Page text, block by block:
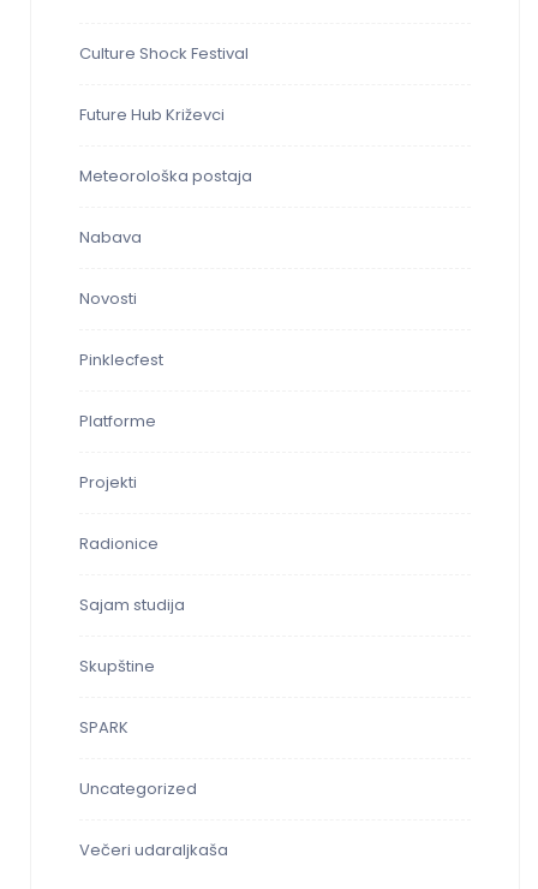
Culture Shock Festival
Future Hub Križevci
Meteorološka postaja
Nabava
Novosti
Pinklecfest
Platforme
Projekti
Radionice
Sajam studija
Skupštine
SPARK
Uncategorized
Večeri udaraljkaša